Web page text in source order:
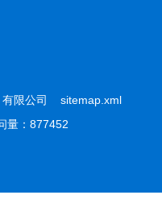
有限公司 sitemap.xml
量：877452